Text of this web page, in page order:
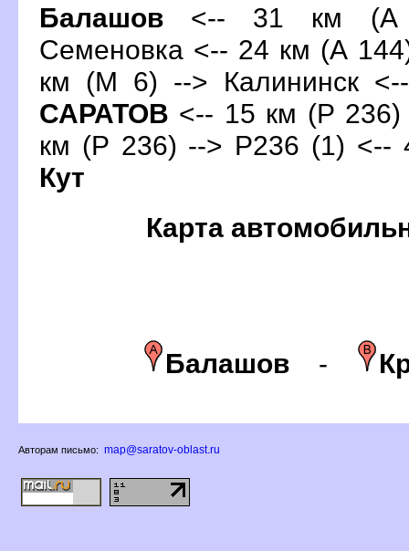
Балашо <-- 31 км (А
Семеновка <-- 24 км (А
км (М 6) --> Калининск
САРАТО <-- 15 км (Р
км (Р 236) --> Р236 (1)
Кут
Карта
Балашо-
Авторам письмо: map@saratov-oblast.ru